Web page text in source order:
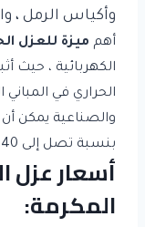
وأكياس الرمل ،
أهم ميزة للعزل
الكهربائية ، حيث
الحراري في
والصناعية يمكن
بنسبة تصل إلى 40٪.
أسعار
المكرمة: